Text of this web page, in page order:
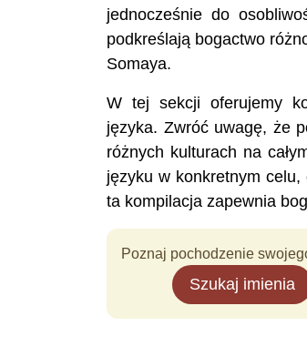
jednocześnie do
podkreślają bogactwo
Somaya.
W tej sekcji oferujemy
języka. Zwróć uwagę, że
różnych kulturach na
języku w konkretnym
ta kompilacja zapewnia
Poznaj pochodzenie
Szukaj imienia